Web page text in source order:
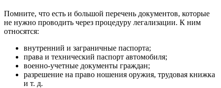
Помните, что есть и большой перечень документов, которые
не нужно проводить через процедуру легализации. К ним
относятся:
внутренний и заграничные паспорта;
права и технический паспорт автомобиля;
военно-учетные документы граждан;
разрешение на право ношения оружия, трудовая книжка
и т. д.